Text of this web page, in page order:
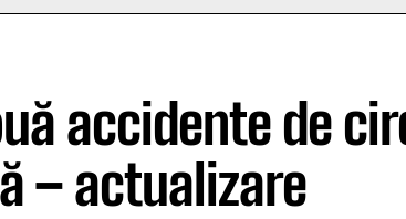
accidente de
– actualizare